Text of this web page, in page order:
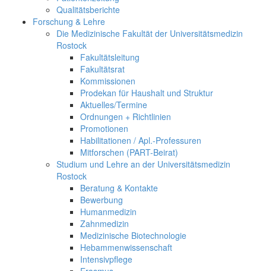
Qualitätsberichte
Forschung & Lehre
Die Medizinische Fakultät der Universitätsmedizin
Rostock
Fakultätsleitung
Fakultätsrat
Kommissionen
Prodekan für Haushalt und Struktur
Aktuelles/Termine
Ordnungen + Richtlinien
Promotionen
Habilitationen / Apl.-Professuren
Mitforschen (PART-Beirat)
Studium und Lehre an der Universitätsmedizin
Rostock
Beratung & Kontakte
Bewerbung
Humanmedizin
Zahnmedizin
Medizinische Biotechnologie
Hebammenwissenschaft
Intensivpflege